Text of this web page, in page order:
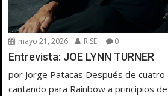
mayo 21, 2026 RISE! 0
Entrevista: JOE LYNN TURNER
por Jorge Patacas Después de
cantando para Rainbow a principios